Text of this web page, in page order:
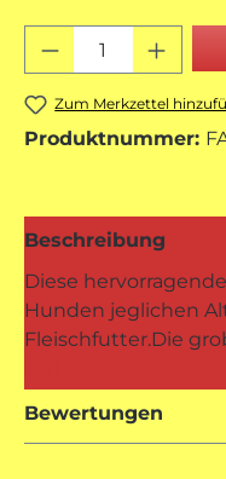
Produkt
Zum Merkzettel
Produktnummer:
Beschreibung
Diese
Hunden jeglichen
Fleischfutter.Die
Bewertungen